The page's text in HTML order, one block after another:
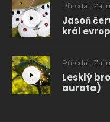
Příroda
Jasoň
král
Příroda
Lesklý
aurata)